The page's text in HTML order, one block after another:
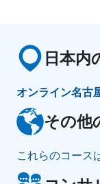
日本内
オンライン名古
その他
これらのコース